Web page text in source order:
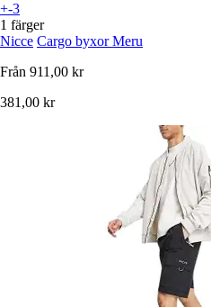
+-3
1 färger
Nicce Cargo byxor Meru
Från 911,00 kr
381,00 kr